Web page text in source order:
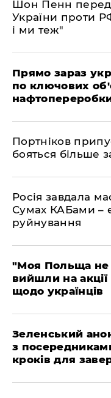
Шон Пенн
України проти
і ми теж"
Прямо зараз
по ключових
Портніков
бояться більше
Росія завдала
Сумах КАБами –
руйнування
"Моя Польща не
вийшли на
щодо українців
Зеленський
з
кроків для